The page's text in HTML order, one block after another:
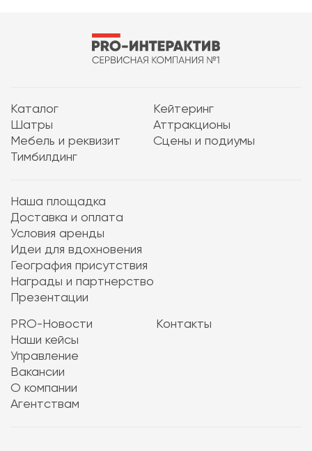
Каталог
Кейтеринг
Шатры
Аттракционы
Мебель и реквизит
Сцены и подиумы
Тимбилдинг
Наша площадка
Доставка и оплата
Условия аренды
Идеи для вдохновения
География присутствия
Награды и партнерство
Презентации
PRO-Новости
Наши кейсы
Управление
Вакансии
О компании
Агентствам
Контакты